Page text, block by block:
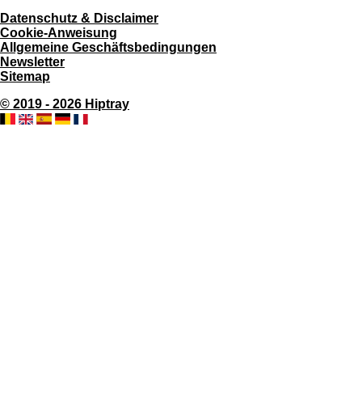
Datenschutz & Disclaimer
Cookie-Anweisung
Allgemeine Geschäftsbedingungen
Newsletter
Sitemap
© 2019 - 2026 Hiptray